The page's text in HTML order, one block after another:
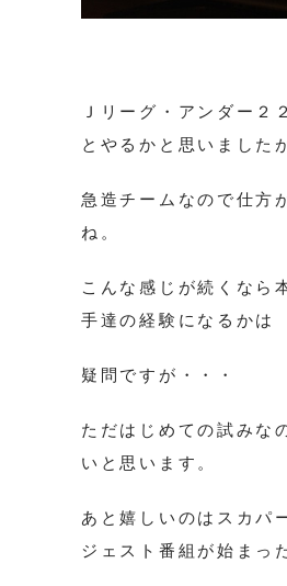
Ｊリーグ・アンダー２
とやるかと思いました
急造チームなので仕方
ね。
こんな感じが続くなら
手達の経験になるかは
疑問ですが・・・
ただはじめての試みな
いと思います。
あと嬉しいのはスカパ
ジェスト番組が始まっ